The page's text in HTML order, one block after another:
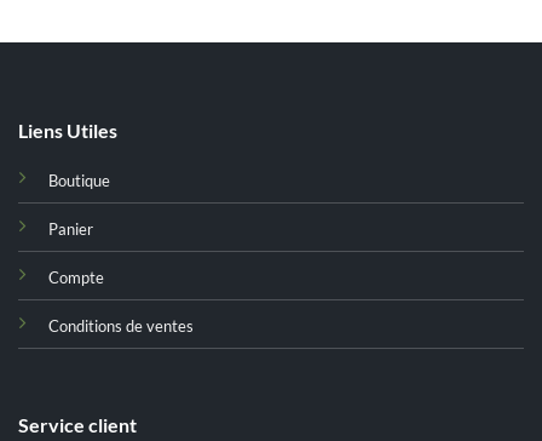
Liens Utiles
Boutique
Panier
Compte
Conditions de ventes
Service client